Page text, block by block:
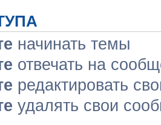
начинать темы
отвечать на
редактировать
удалять свои